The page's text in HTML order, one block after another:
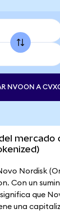
NVOON A
mercado
Nordisk
Con un
que
una